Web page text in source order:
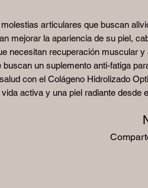
molestias articulares que buscan
mejorar la apariencia de su piel,
necesitan recuperación muscular y
buscan un suplemento anti-fatiga
con el Colágeno Hidrolizado
activa y una piel radiante desde